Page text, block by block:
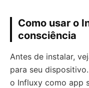
Como usar o
consciência
Antes de instalar,
para seu
o Influxy como app